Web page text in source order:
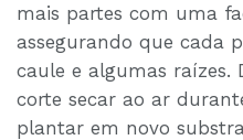
mais partes com uma
assegurando que cada
caule e algumas raízes.
corte secar ao ar
plantar em novo